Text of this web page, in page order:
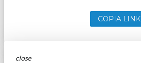
COPIA LINK
close